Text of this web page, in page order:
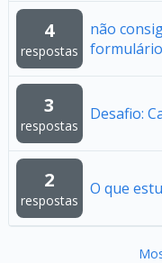
4
respostas
não
formulário
3
respostas
Desafio:
2
respostas
O que